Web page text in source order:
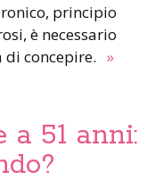
è necessario
concepire. »
51 anni: